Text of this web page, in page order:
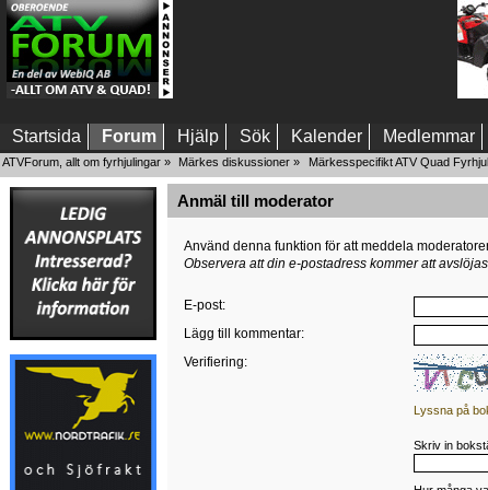
Startsida Forum Hjälp Sök Kalender Medlemmar
ATVForum, allt om fyrhjulingar » Märkes diskussioner » Märkesspecifikt ATV Quad
Anmäl till moderator
Använd denna funktion för att meddela
Observera att din e-postadress kommer att
E-post:
Lägg till kommentar:
Verifiering:
Lyssna på
Skriv in